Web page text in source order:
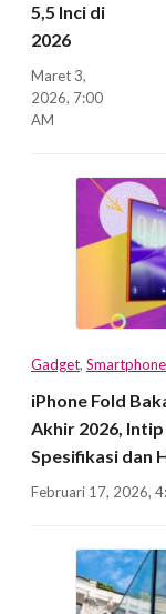
5,5 Inci di
2026
Maret 3,
2026, 7:00
AM
Gadget, Smartphone
iPhone Fold
Akhir 2026,
Spesifikasi dan
Februari 17, 2026,